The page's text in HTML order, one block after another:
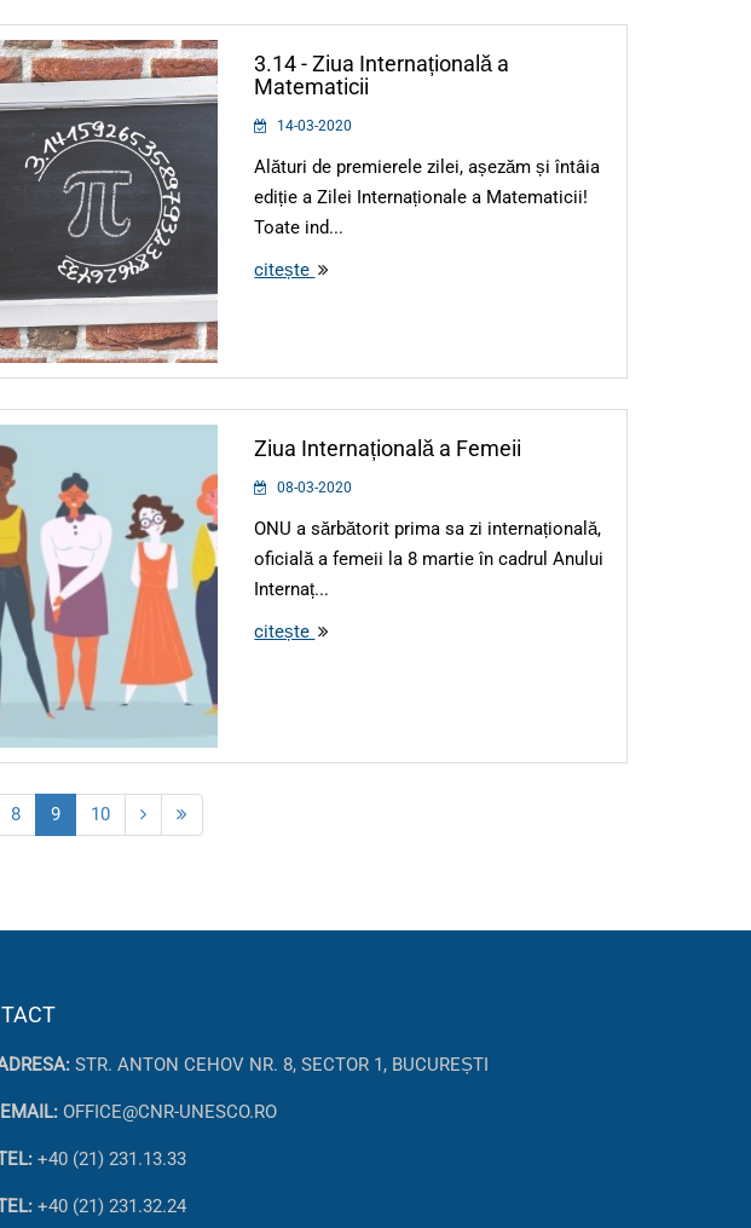
3.14 - Ziua Internațională a
Matematicii
14-03-2020
Alături de premierele zilei, așezăm și întâia
ediție a Zilei Internaționale a Matematicii!
Toate ind...
citește
Ziua Internațională a Femeii
08-03-2020
ONU a sărbătorit prima sa zi internațională,
oficială a femeii la 8 martie în cadrul Anului
Internaț...
citește
8 9 10
STR. ANTON CEHOV NR. 8, SECTOR 1, BUCUREȘTI
EMAIL: OFFICE@CNR-UNESCO.RO
+40 (21) 231.13.33
+40 (21) 231.32.24